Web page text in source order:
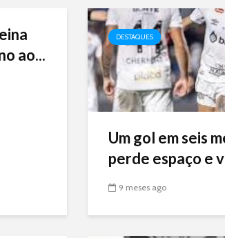
ao...
DESTAQUES
Um gol em seis
perde espaço e
9 meses ago